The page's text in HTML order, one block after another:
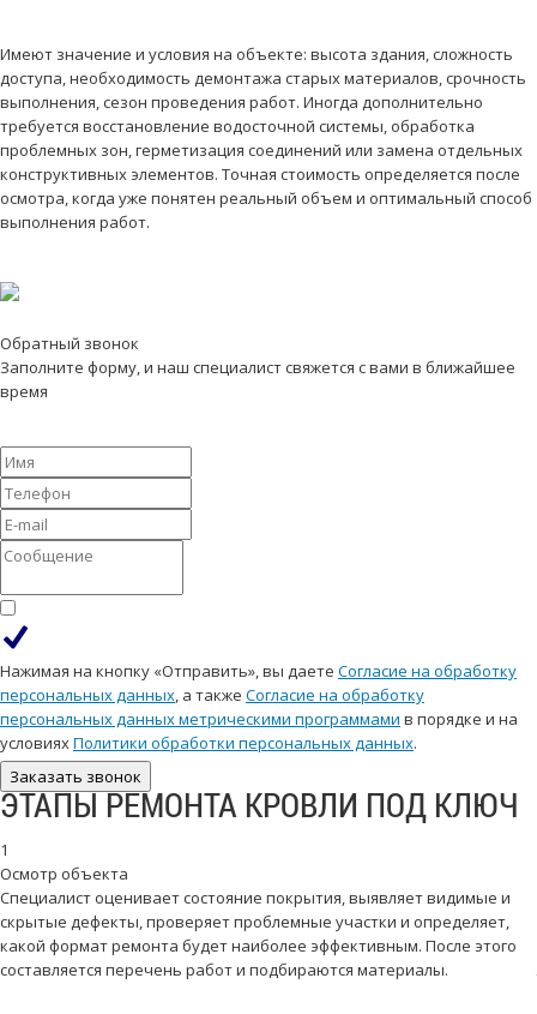
Имеют значение и условия на объекте: высота здания, сложность
доступа, необходимость демонтажа старых материалов, срочность
выполнения, сезон проведения работ. Иногда дополнительно
требуется восстановление водосточной системы, обработка
проблемных зон, герметизация соединений или замена отдельных
конструктивных элементов. Точная стоимость определяется после
осмотра, когда уже понятен реальный объем и оптимальный способ
выполнения работ.
Обратный звонок
Заполните форму, и наш специалист свяжется с вами в ближайшее
время
Нажимая на кнопку «Отправить», вы даете Согласие на обработку
персональных данных, а также Согласие на обработку
персональных данных метрическими программами в порядке и на
условияхПолитики обработки персональных данных.
Заказать звонок
ЭТАПЫ РЕМОНТА КРОВЛИ ПОД КЛЮЧ
1
Осмотр объекта
Специалист оценивает состояние покрытия, выявляет видимые и
скрытые дефекты, проверяет проблемные участки и определяет,
какой формат ремонта будет наиболее эффективным. После этого
составляется перечень работ и подбираются материалы.